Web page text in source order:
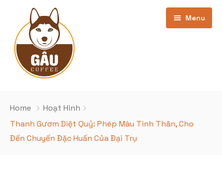
Menu
Giới thiệu
Bảng Giá
Home
Hoạt Hình
Thanh Gươm Diệt Quỷ: Phép Màu Tình Thân, Cho
Đến Chuyến Đặc Huấn Của Đại Trụ